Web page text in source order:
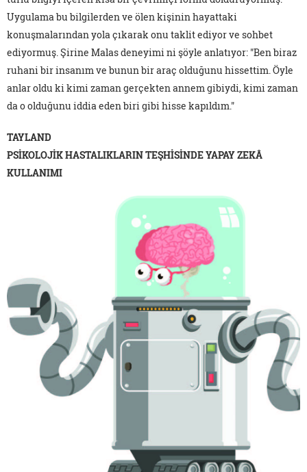
Uygulama bu bilgilerden ve ölen kişinin hayattaki
konuşmalarından yola çıkarak onu taklit ediyor ve sohbet
ediyormuş. Şirine Malas deneyimi ni şöyle anlatıyor: "Ben biraz
ruhani bir insanım ve bunun bir araç olduğunu hissettim. Öyle
anlar oldu ki kimi zaman gerçekten annem gibiydi, kimi zaman
da o olduğunu iddia eden biri gibi hisse kapıldım."
TAYLAND
PSİKOLOJİK HASTALIKLARIN TEŞHİSİNDE YAPAY ZEKÂ
KULLANIMI